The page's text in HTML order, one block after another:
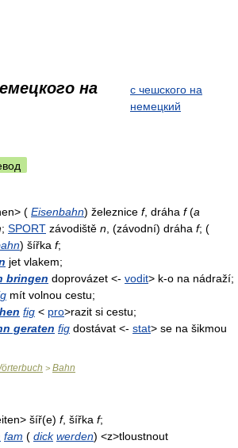
на
с чешского на
немецкий
( Eisenbahn) železnice f, dráha f(a
; SPORT závodiště n , (závodní) dráha f; (
) šířka f;
jet vlakem;
bringen doprovázet <- vodit> k-o na nádraží;
mít volnou cestu;
fig < pro>razit si cestu;
geraten fig dostávat <- stat> se na šikmou
> Bahn
šíř(e) f, šířka f;
fam ( dick werden) <z>tloustnout